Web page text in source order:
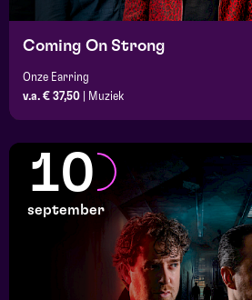
Coming On Strong
Onze Earring
v.a. € 37,50
Muziek
10
september